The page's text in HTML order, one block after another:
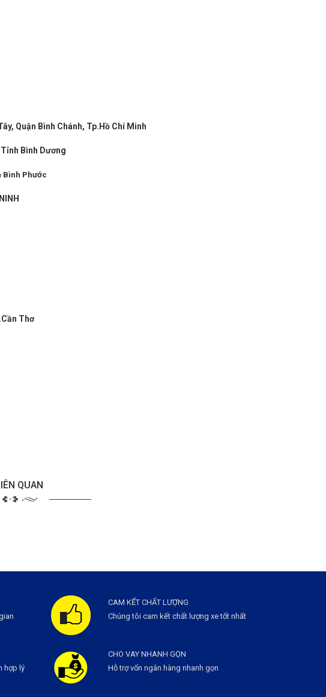
Quận Bình Chánh, Tp.Hồ Chí Minh
Bình Dương
Bình Phước
Thơ
QUAN
hợp lý
CAM KẾT CHẤT LƯỢNG
Chúng tôi cam kết chất lượng xe tốt nhất
CHO VAY NHANH GỌN
Hỗ trợ vốn ngân hàng nhanh gọn